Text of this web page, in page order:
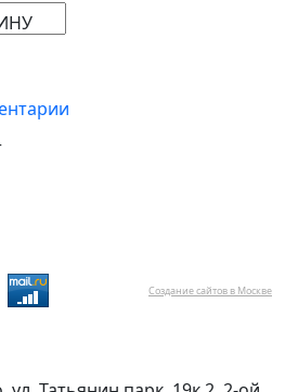
Создание сайтов в Москве